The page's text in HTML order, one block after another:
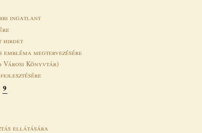
ingatlant
hirdet
megtervezésére
Városi Könyvtár)
9
ellátására